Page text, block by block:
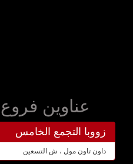
عناوين
زووبا التجمع الخامس
داون تاون مول ، ش التسعين